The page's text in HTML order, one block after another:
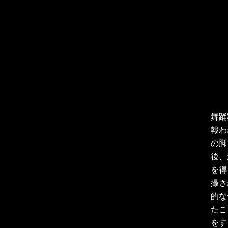
舞
報
の
後
を
撮
的
た
を